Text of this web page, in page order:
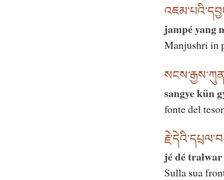
jampé yang
Manjushri in
sangye kün
fonte del
jé dé
Sulla sua